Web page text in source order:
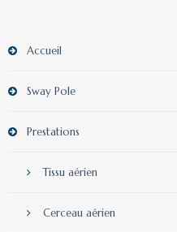
Accueil
Sway Pole
Prestations
Tissu aérien
Cerceau aérien